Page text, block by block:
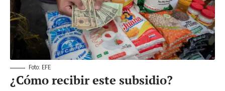
Foto: EFE
¿Cómo recibir este subsidio?